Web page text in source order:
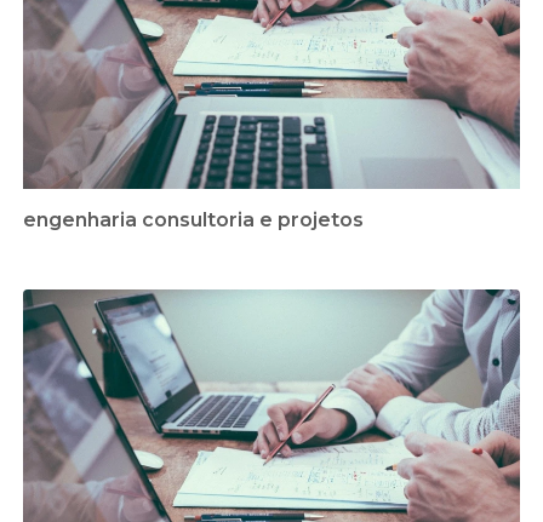
engenharia consultoria e projetos